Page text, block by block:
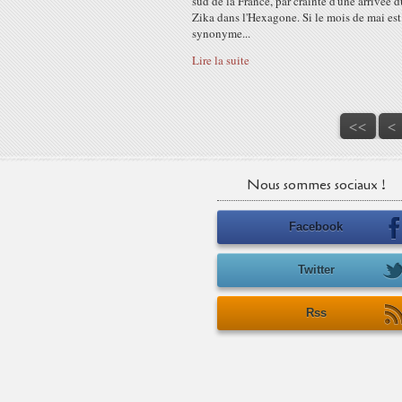
Zika dans l'Hexagone. Si le mois de mai est
synonyme...
Lire la suite
<< <
Nous sommes sociaux !
Facebook
Twitter
Rss